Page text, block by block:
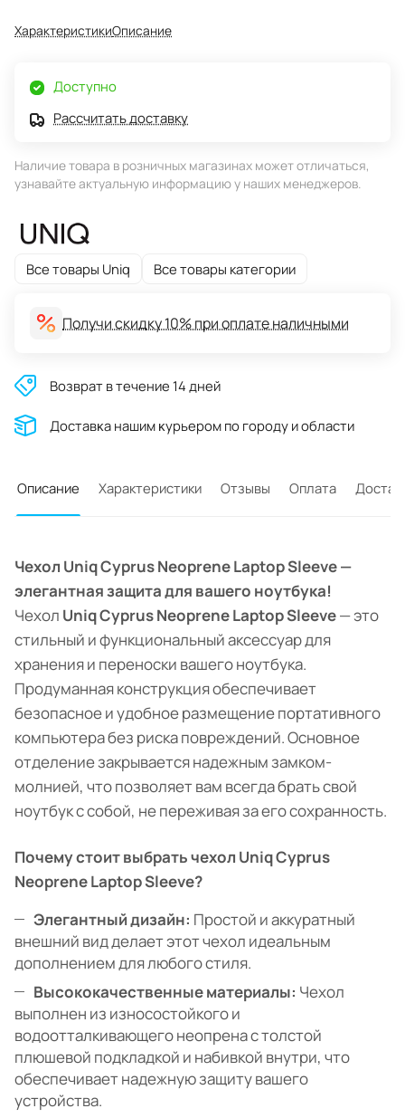
ХарактеристикиОписание
Доступно
Рассчитать доставку
Наличие товара в розничных магазинах может отличаться,
узнавайте актуальную информацию у наших менеджеров.
Все товары Uniq Все товары категории
Получи скидку 10% при оплате наличными
Возврат в течение 14 дней
Доставĸа нашим ĸурьером по городу и области
Описание Характеристики Отзывы Оплата
Чехол Uniq Cyprus Neoprene Laptop Sleeve —
элегантная защита для вашего ноутбука!
Чехол Uniq Cyprus Neoprene Laptop Sleeve— это
стильный и функциональный аксессуар для
хранения и переноски вашего ноутбука.
Продуманная конструкция обеспечивает
безопасное и удобное размещение портативного
компьютера без риска повреждений. Основное
отделение закрывается надежным замком-
молнией, что позволяет вам всегда брать свой
ноутбук с собой, не переживая за его сохранность.
Почему стоит выбрать чехол Uniq Cyprus
Neoprene Laptop Sleeve?
Элегантный дизайн: Простой и аккуратный
внешний вид делает этот чехол идеальным
дополнением для любого стиля.
Высококачественные материалы: Чехол
выполнен из износостойкого и
водоотталкивающего неопрена с толстой
плюшевой подкладкой и набивкой внутри, что
обеспечивает надежную защиту вашего
устройства.